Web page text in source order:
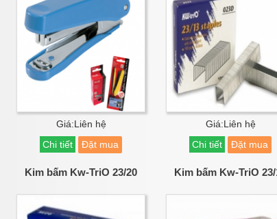
Giá:Liên hệ
Chi tiết
Đặt mua
Giá:Liên hệ
Chi tiết
Đặt mua
Kim bấm Kw-TriO 23/20 Kim bấm Kw-TriO 23/